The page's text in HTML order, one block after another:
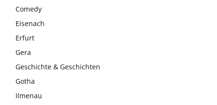
Comedy
Eisenach
Erfurt
Gera
Geschichte & Geschichten
Gotha
Ilmenau